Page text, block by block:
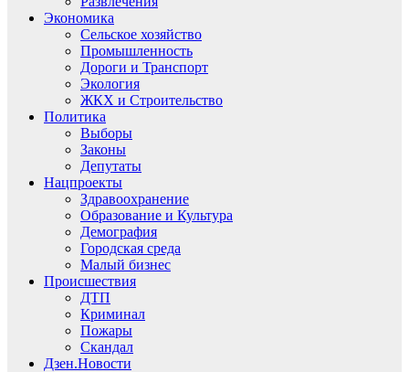
Экономика
Сельское хозяйство
Промышленность
Дороги и Транспорт
Экология
ЖКХ и Строительство
Политика
Выборы
Законы
Депутаты
Нацпроекты
Здравоохранение
Образование и Культура
Демография
Городская среда
Малый бизнес
Происшествия
ДТП
Криминал
Пожары
Скандал
Дзен.Новости